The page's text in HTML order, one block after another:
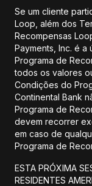
Se um cliente
Loop, além dos
Recompensas
Payments, Inc. é
Programa de
todos os valores
Condições do
Continental Bank
Programa de
devem recorrer
em caso de
Programa de
ESTA PRÓXIMA
RESIDENTES